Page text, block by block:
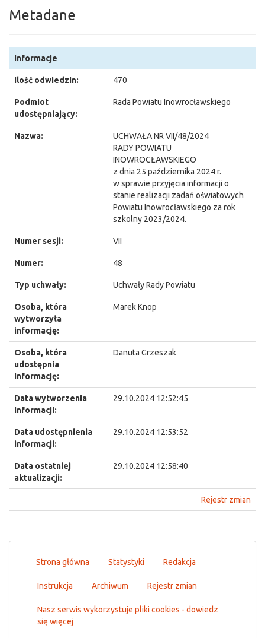
Metadane
Informacje
Ilość odwiedzin: 470
Podmiot
udostępniający:
Rada Powiatu Inowrocławskiego
Nazwa:
UCHWAŁA NR VII/48/2024
RADY POWIATU
INOWROCŁAWSKIEGO
z dnia 25 października 2024 r.
w sprawie przyjęcia informacji o
stanie realizacji zadań oświatowych
Powiatu Inowrocławskiego za rok
szkolny 2023/2024.
Numer sesji: VII
Numer: 48
Typ uchwały: Uchwały Rady Powiatu
Osoba, która
wytworzyła
informację:
Marek Knop
Osoba, która
udostępnia
informację:
Danuta Grzeszak
Data wytworzenia
informacji:
29.10.2024 12:52:45
Data udostępnienia
informacji:
29.10.2024 12:53:52
Data ostatniej
aktualizacji:
29.10.2024 12:58:40
Rejestr zmian
Strona główna Statystyki Redakcja
Instrukcja Archiwum Rejestr zmian
Nasz serwis wykorzystuje pliki cookies - dowiedz
się więcej